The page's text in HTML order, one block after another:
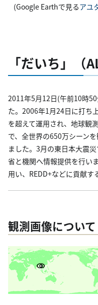
(Google Earthで見るアユ
「だいち」（
2011年5月12日(午前10時
た。2006年1月24日に打ち
を超えて運用され、地球観
で、全世界の650万シーン
ました。3月の東日本大震
省と機関へ情報提供を行い
用い、REDD+などに貢献す
観測画像について